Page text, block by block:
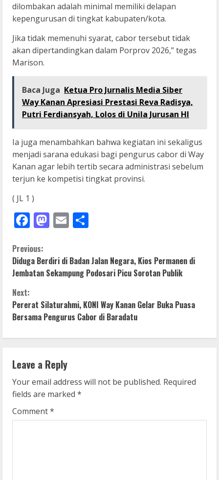
dilombakan adalah minimal memiliki delapan
kepengurusan di tingkat kabupaten/kota.
Jika tidak memenuhi syarat, cabor tersebut tidak
akan dipertandingkan dalam Porprov 2026,” tegas
Marison.
Baca Juga Ketua Pro Jurnalis Media Siber
Way Kanan Apresiasi Prestasi Reva Radisya,
Putri Ferdiansyah, Lolos di Unila Jurusan HI
Ia juga menambahkan bahwa kegiatan ini sekaligus
menjadi sarana edukasi bagi pengurus cabor di Way
Kanan agar lebih tertib secara administrasi sebelum
terjun ke kompetisi tingkat provinsi.
( JL 1 )
Facebook
Mastodon
Email
C
o
n
t
i
n
u
e
R
Previous:
Diduga Berdiri di Badan Jalan Negara, Kios Permanen di
Jembatan Sekampung Podosari Picu Sorotan Publik
Next:
Pererat Silaturahmi, KONI Way Kanan Gelar Buka Puasa
Bersama Pengurus Cabor di Baradatu
Leave a Reply
Your email address will not be published. Required
fields are marked *
Comment*